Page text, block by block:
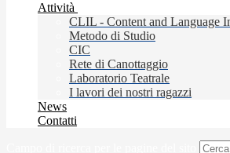
Attività
CLIL - Content and Language
Metodo di Studio
CIC
Rete di Canottaggio
Laboratorio Teatrale
I lavori dei nostri ragazzi
News
Contatti